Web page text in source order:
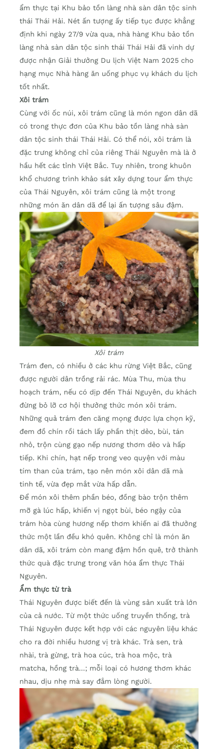
ẩm thực tại Khu bảo tồn làng nhà sàn dân tộc sinh
thái Thái Hải. Nét ấn tượng ấy tiếp tục được khẳng
định khi ngày 27/9 vừa qua, nhà hàng Khu bảo tồn
làng nhà sàn dân tộc sinh thái Thái Hải đã vinh dự
được nhận Giải thưởng Du lịch Việt Nam 2025 cho
hạng mục Nhà hàng ăn uống phục vụ khách du lịch
tốt nhất.
Xôi trám
Cùng với ốc núi, xôi trám cũng là món ngon dân dã
có trong thực đơn của Khu bảo tồn làng nhà sàn
dân tộc sinh thái Thái Hải. Có thể nói, xôi trám là
đặc trưng không chỉ của riêng Thái Nguyên mà là ở
hầu hết các tỉnh Việt Bắc. Tuy nhiên, trong khuôn
khổ chương trình khảo sát xây dựng tour ẩm thực
của Thái Nguyên, xôi trám cũng là một trong
những món ăn dân dã để lại ấn tượng sâu đậm.
Xôi trám
Trám đen, có nhiều ở các khu rừng Việt Bắc, cũng
được người dân trồng rải rác. Mùa Thu, mùa thu
hoạch trám, nếu có dịp đến Thái Nguyên, du khách
đừng bỏ lỡ cơ hội thưởng thức món xôi trám.
Những quả trám đen căng mọng được lựa chọn kỹ,
đem đồ chín rồi tách lấy phần thịt dẻo, bùi, tán
nhỏ, trộn cùng gạo nếp nương thơm dẻo và hấp
tiếp. Khi chín, hạt nếp trong veo quyện với màu
tím than của trám, tạo nên món xôi dân dã mà
tinh tế, vừa đẹp mắt vừa hấp dẫn.
Để món xôi thêm phần béo, đồng bào trộn thêm
mỡ gà lúc hấp, khiến vị ngọt bùi, béo ngậy của
trám hòa cùng hương nếp thơm khiến ai đã thưởng
thức một lần đều khó quên. Không chỉ là món ăn
dân dã, xôi trám còn mang đậm hồn quê, trở thành
thức quà đặc trưng trong văn hóa ẩm thực Thái
Nguyên.
Ẩm thực từ trà
Thái Nguyên được biết đến là vùng sản xuất trà lớn
của cả nước. Từ một thức uống truyền thống, trà
Thái Nguyên được kết hợp với các nguyên liệu khác
cho ra đời nhiều hương vị trà khác. Trà sen, trà
nhài, trà gừng, trà hoa cúc, trà hoa mộc, trà
matcha, hồng trà…; mỗi loại có hương thơm khác
nhau, dịu nhẹ mà say đắm lòng người.